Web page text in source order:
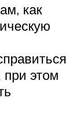
как
этом